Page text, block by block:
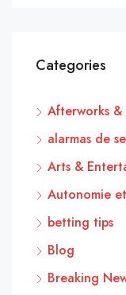
Categories
Afterworks
alarmas de
Arts &
Autonomie
betting tips
Blog
Breaking